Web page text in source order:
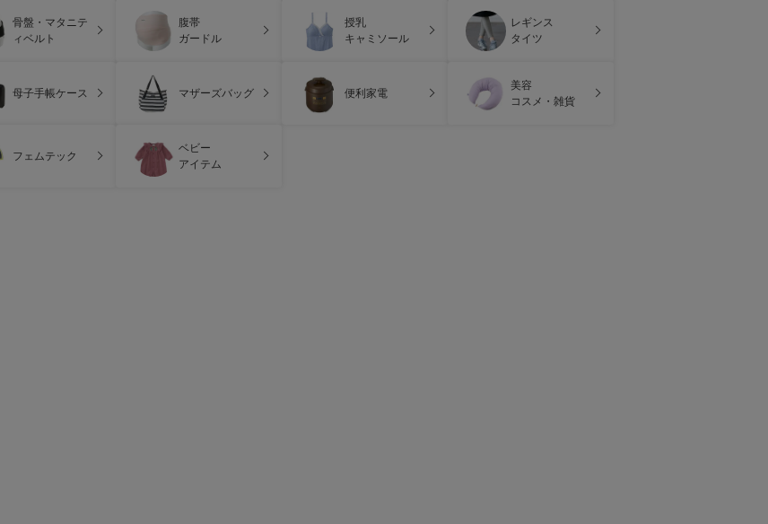
骨盤・マタニテ
ィベルト
腹帯
ガードル
授乳
キャミソール
レギンス
タイツ
母子手帳ケース マザーズバッグ 便利家電
美容
コスメ・雑貨
フェムテック
ベビー
アイテム